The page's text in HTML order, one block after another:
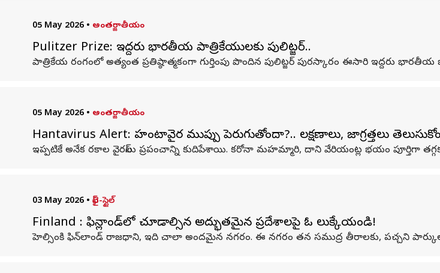
05 May 2026 • అంతర్జాతీయం
Pulitzer Prize: ఇద్దరు భారతీయ పాత్రికేయులకు పులిట్జర్..
పాత్రికేయ రంగంలో అత్యంత ప్రతిష్ఠాత్మకంగా గుర్తింపు పొందిన పులిట్జర్ పురస్కారం ఈసారి ఇద్దరు భారతీయ
05 May 2026 • అంతర్జాతీయం
Hantavirus Alert: హంటావైరస్ ముప్పు పెరుగుతోందా?.. లక్షణాలు, జాగ్రత్తలు
ఇప్పటికే అనేక రకాల వైరస్‌లు ప్రపంచాన్ని కుదిపేశాయి. కరోనా మహమ్మారి, దాని వేరియంట్ల భయం పూర్తిగా
03 May 2026 • లైఫ్-స్టైల్
Finland : ఫిన్లాండ్‌లో చూడాల్సిన అద్భుతమైన ప్రదేశాలపై ఓ లుక్కేయండి!
హెల్సింకి ఫిన్‌లాండ్ రాజధాని, ఇది చాలా అందమైన నగరం. ఈ నగరం తన సముద్ర తీరాలకు, పచ్చని